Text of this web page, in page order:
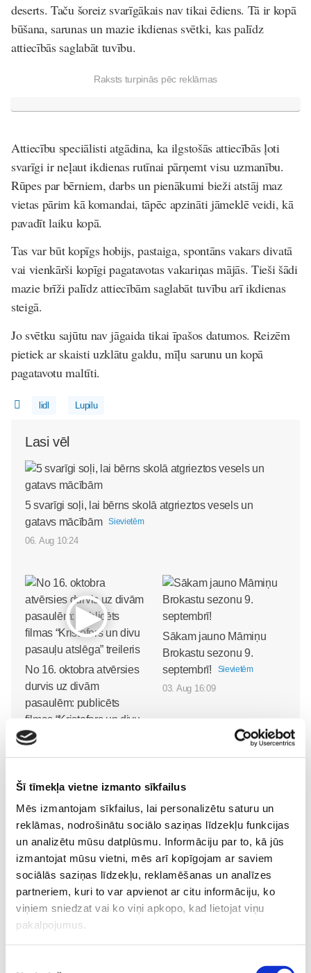
Šī tīmekļa vietne izmanto sīkfailus
Mēs izmantojam sīkfailus, lai personalizētu saturu un
reklāmas, nodrošinātu sociālo saziņas līdzekļu funkcijas
un analizētu mūsu datplūsmu. Informāciju par to, kā jūs
izmantojat mūsu vietni, mēs arī kopīgojam ar saviem
sociālās saziņas līdzekļu, reklamēšanas un analīzes
partneriem, kuri to var apvienot ar citu informāciju, ko
viņiem sniedzat vai ko viņi apkopo, kad lietojat viņu
pakalpojumus.
deserts. Taču šoreiz svarīgākais nav tikai ēdiens. Tā ir kopā
būšana, sarunas un mazie ikdienas svētki, kas palīdz
attiecībās saglabāt tuvību.
Raksts turpinās pēc reklāmas
Attiecību speciālisti atgādina, ka ilgstošās attiecībās ļoti
svarīgi ir neļaut ikdienas rutīnai pārņemt visu uzmanību.
Rūpes par bērniem, darbs un pienākumi bieži atstāj maz
vietas pārim kā komandai, tāpēc apzināti jāmeklē veidi, kā
pavadīt laiku kopā.
Tas var būt kopīgs hobijs, pastaiga, spontāns vakars divatā
vai vienkārši kopīgi pagatavotas vakariņas mājās. Tieši šādi
mazie brīži palīdz attiecībām saglabāt tuvību arī ikdienas
steigā.
Jo svētku sajūtu nav jāgaida tikai īpašos datumos. Reizēm
pietiek ar skaisti uzklātu galdu, mīļu sarunu un kopā
pagatavotu maltīti.
lidl Lupilu
Lasi vēl
5 svarīgi soļi, lai bērns skolā atgrieztos vesels un
gatavs mācībām
Sievietēm
06. Aug 10:24
No 16. oktobra atvērsies
durvis uz divām
pasaulēm: publicēts
filmas “Kristofers un divu
pasauļu atslēga” treileris
Sākam jauno Māmiņu
Brokastu sezonu 9.
septembrī!
Sievietēm
03. Aug 16:09
Rīgas vasaras smarža
atgriežas: STENDERS
veikalu plauktos atkal